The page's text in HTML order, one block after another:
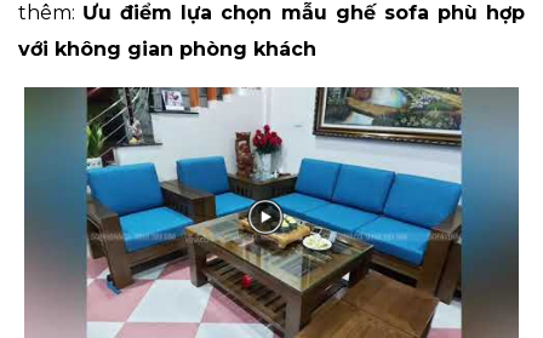
thêm: Ưu điểm lựa chọn mẫu ghế sofa phù hợp
với không gian phòng khách